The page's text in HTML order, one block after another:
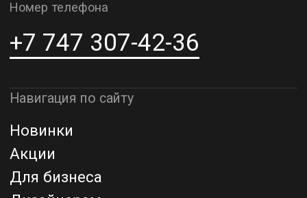
г. Астана, ул. Мангилик Ел. д.21
Благодарим за внимание к Lamper.kz.
До встречи в ваших будущих
Политика конфиденциальности